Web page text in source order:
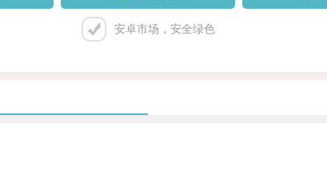
安卓市场，安全绿色